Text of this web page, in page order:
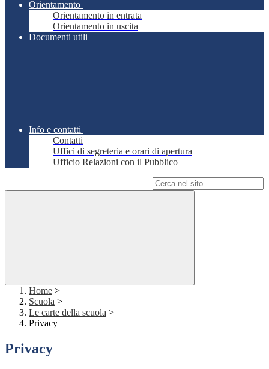
Orientamento
Orientamento in entrata
Orientamento in uscita
Documenti utili
Info e contatti
Contatti
Uffici di segreteria e orari di apertura
Ufficio Relazioni con il Pubblico
Home >
Scuola >
Le carte della scuola >
Privacy
Privacy